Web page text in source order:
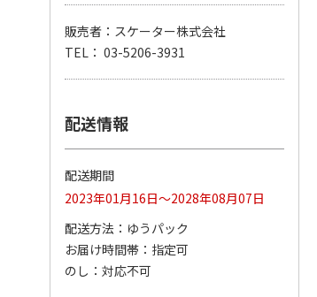
〈ソロソロ〉パーフ
ェクトＵＶジェル
２本
販売者：スケーター株式会社
TEL： 03-5206-3931
配送情報
配送期間
2023年01月16日～2028年08月07日
配送方法
ゆうパック
お届け時間帯
指定可
のし
対応不可